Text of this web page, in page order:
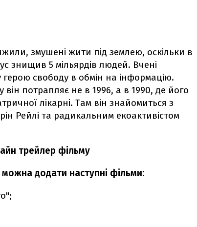
змушені жити під землею, оскільки в
знищив 5 мільярдів людей. Вчені
свободу в обмін на інформацію.
потрапляє не в 1996, а в 1990, де його
лікарні. Там він знайомиться з
Рейлі та радикальним екоактивістом
трейлер фільму
додати наступні фільми: